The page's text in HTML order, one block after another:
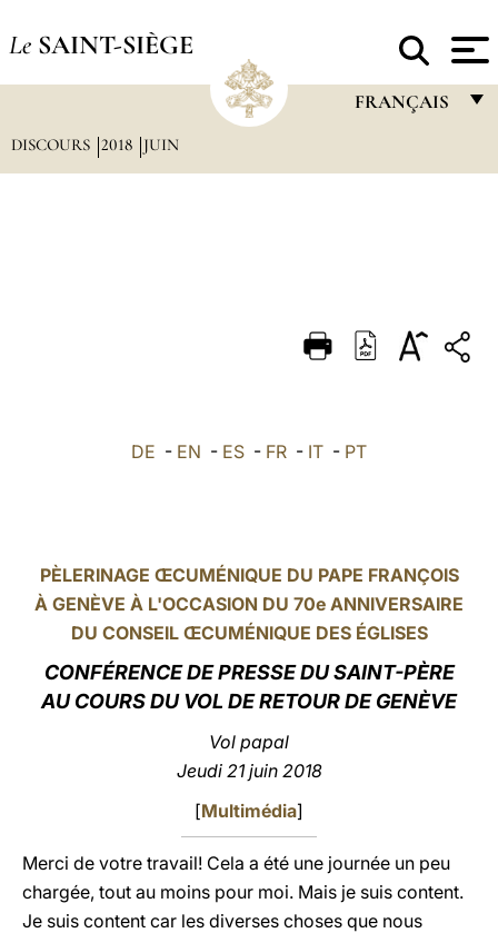
Le SAINT-SIÈGE
FRANÇAIS
DEUTSCH
العربيّة
DISCOURS 2018 JUIN
DE - EN - ES - FR - IT - PT
PÈLERINAGE ŒCUMÉNIQUE DU PAPE FRANÇOIS
À GENÈVE À L'OCCASION DU 70e ANNIVERSAIRE
DU CONSEIL ŒCUMÉNIQUE DES ÉGLISES
CONFÉRENCE DE PRESSE DU SAINT-PÈRE
AU COURS DU VOL DE RETOUR DE GENÈVE
Vol papal
Jeudi 21 juin 2018
[Multimédia]
Merci de votre travail! Cela a été une journée un peu
chargée, tout au moins pour moi. Mais je suis content.
Je suis content car les diverses choses que nous